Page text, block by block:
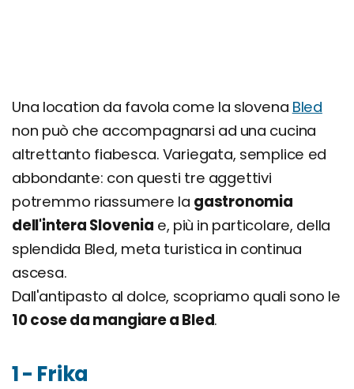
Una location da favola come la slovena Bled
non può che accompagnarsi ad una cucina
altrettanto fiabesca. Variegata, semplice ed
abbondante: con questi tre aggettivi
potremmo riassumere la gastronomia
dell'intera Slovenia e, più in particolare, della
splendida Bled, meta turistica in continua
ascesa.
Dall'antipasto al dolce, scopriamo quali sono le
10 cose da mangiare a Bled.
1 - Frika